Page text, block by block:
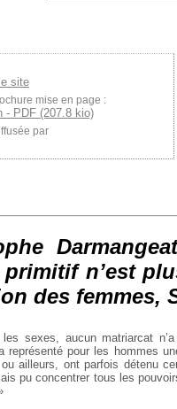
site
mise en page :
- PDF (207.8 kio)
par
n’est
des femmes,
sexes, aucun matriarcat
pour les hommes
ailleurs, ont parfois détenu
pu concentrer tous les